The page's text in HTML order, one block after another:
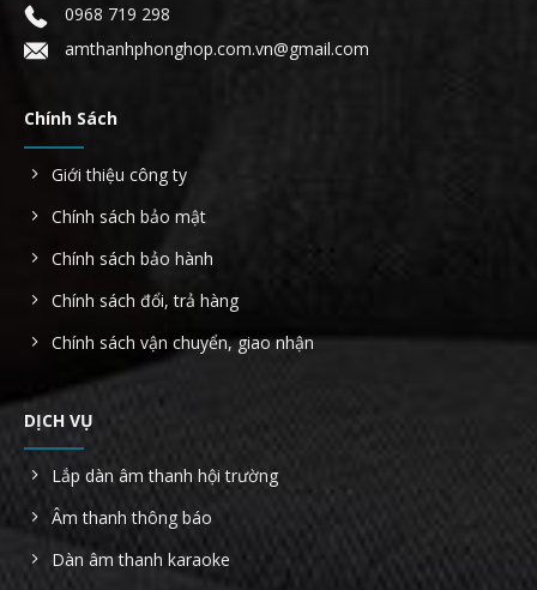
0968 719 298
amthanhphonghop.com.vn@gmail.com
Chính Sách
Giới thiệu công ty
Chính sách bảo mật
Chính sách bảo hành
Chính sách đổi, trả hàng
Chính sách vận chuyển, giao nhận
DỊCH VỤ
Lắp dàn âm thanh hội trường
Âm thanh thông báo
Dàn âm thanh karaoke